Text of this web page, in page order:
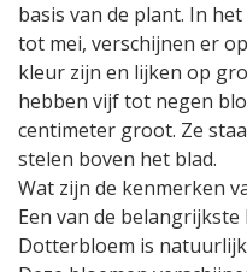
basis van de plant. In
tot mei, verschijnen er
kleur zijn en lijken op
hebben vijf tot negen
centimeter groot. Ze
stelen boven het blad.
Wat zijn de kenmerken
Een van de
Dotterbloem is